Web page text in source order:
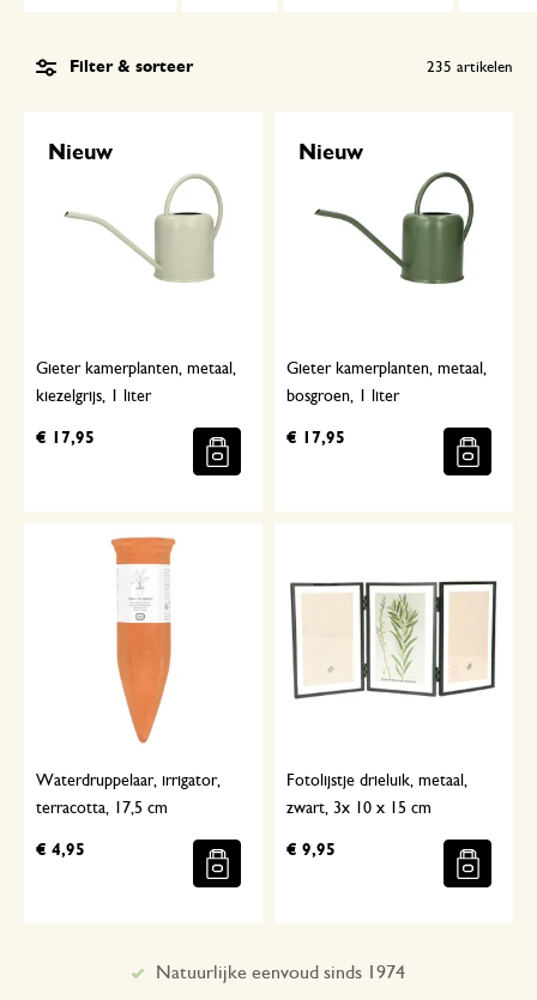
Filter & sorteer 235 artikelen
Nieuw
Gieter kamerplanten, metaal,
kiezelgrijs, 1 liter
€ 17,95
Nieuw
Gieter kamerplanten, metaal,
bosgroen, 1 liter
€ 17,95
Waterdruppelaar, irrigator,
terracotta, 17,5 cm
€ 4,95
Fotolijstje drieluik, metaal,
zwart, 3x 10 x 15 cm
€ 9,95
Met aandacht geselecteerd